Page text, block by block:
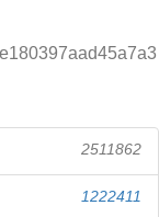
2511862
1222411